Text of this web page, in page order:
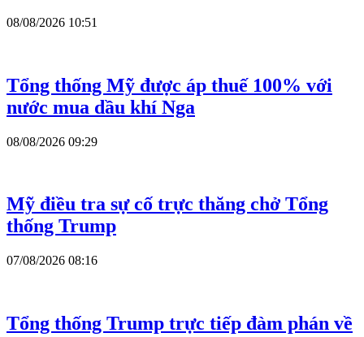
08/08/2026 10:51
Tổng thống Mỹ được áp thuế 100% với
nước mua dầu khí Nga
08/08/2026 09:29
Mỹ điều tra sự cố trực thăng chở Tổng
thống Trump
07/08/2026 08:16
Tổng thống Trump trực tiếp đàm phán về